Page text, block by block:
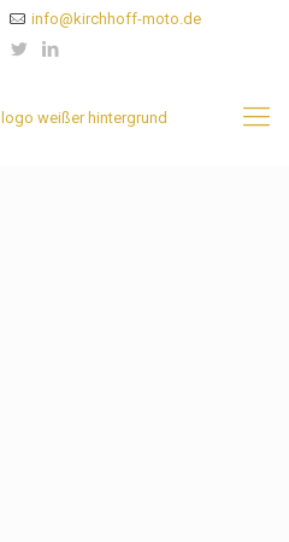
info@kirchhoff-moto.de